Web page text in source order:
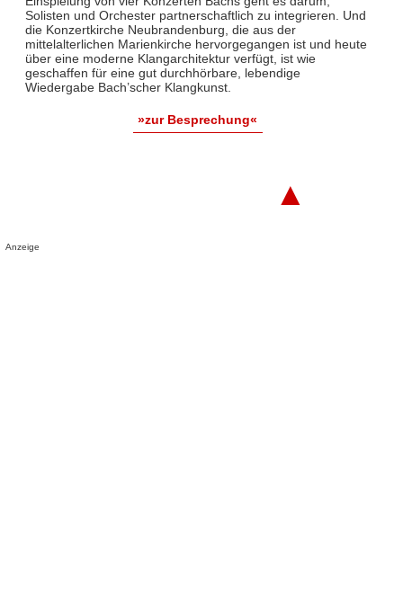
Solisten und Orchester partnerschaftlich zu integrieren. Und
die Konzertkirche Neubrandenburg, die aus der
mittelalterlichen Marienkirche hervorgegangen ist und heute
über eine moderne Klangarchitektur verfügt, ist wie
geschaffen für eine gut durchhörbare, lebendige
Wiedergabe Bach’scher Klangkunst.
»zur Besprechung«
▲
Anzeige